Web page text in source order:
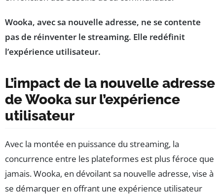
Wooka, avec sa nouvelle adresse, ne se contente
pas de réinventer le streaming. Elle redéfinit
l’expérience utilisateur.
L’impact de la nouvelle adresse
de Wooka sur l’expérience
utilisateur
Avec la montée en puissance du streaming, la
concurrence entre les plateformes est plus féroce que
jamais. Wooka, en dévoilant sa nouvelle adresse, vise à
se démarquer en offrant une expérience utilisateur